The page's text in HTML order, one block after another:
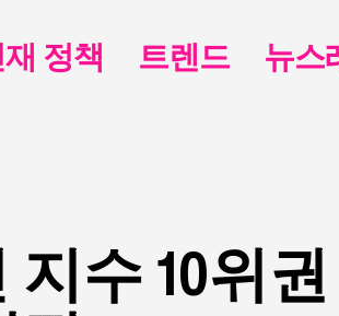
수 10위
정책 트렌드 뉴스